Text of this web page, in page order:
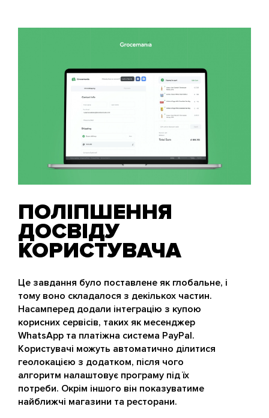
ПОЛІПШЕННЯ
ДОСВІДУ
КОРИСТУВАЧА
Це завдання було поставлене як глобальне, і
тому воно складалося з декількох частин.
Насамперед додали інтеграцію з купою
корисних сервісів, таких як месенджер
WhatsApp та платіжна система PayPal.
Користувачі можуть автоматично ділитися
геолокацією з додатком, після чого
алгоритм налаштовує програму під їх
потреби. Окрім іншого він показуватиме
найближчі магазини та ресторани.